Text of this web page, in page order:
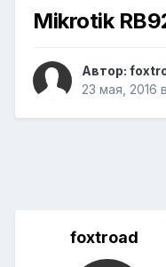
Mikrotik
Автор:
23 мая, 2016 в
foxtroad